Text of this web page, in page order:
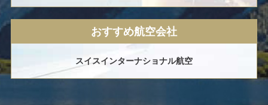
おすすめ航空会社
スイスインターナショナル航空